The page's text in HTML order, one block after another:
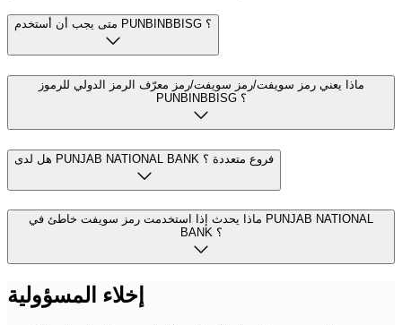
متى يجب أن أستخدم PUNBINBBISG ؟
ماذا يعني رمز سويفت/رمز سويفت/رمز معرّف الرمز الدولي للرموز
PUNBINBBISG ؟
هل لدى PUNJAB NATIONAL BANK فروع متعددة ؟
ماذا يحدث إذا استخدمت رمز سويفت خاطئ في PUNJAB NATIONAL
BANK ؟
إخلاء المسؤولية